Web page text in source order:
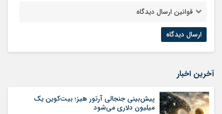
قوانین ارسال دیدگاه
آخرین اخبار
پیش‌بینی جنجالی آرتور هیز؛ بیت‌کوین یک
میلیون دلاری می‌شود